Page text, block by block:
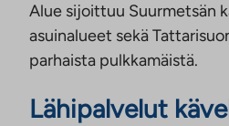
Alue sijoittuu Suurmetsän
asuinalueet sekä
parhaista pulkkamäistä.
Lähipalvelut